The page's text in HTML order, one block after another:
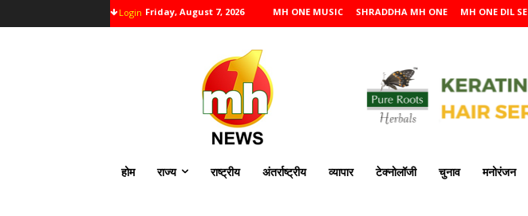
Login Friday, August 7, 2026 MH ONE MUSIC SHRADDHA MH ONE MH ONE DIL SE
होम राज्य राष्ट्रीय अंतर्राष्ट्रीय व्यापार टेक्नोलॉजी चुनाव मनोरंजन